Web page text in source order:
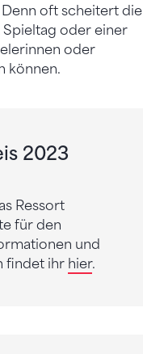
oft scheitert die
Spieltag oder einer
oder
können.
2023
Ressort
für den
und
findet ihr hier.